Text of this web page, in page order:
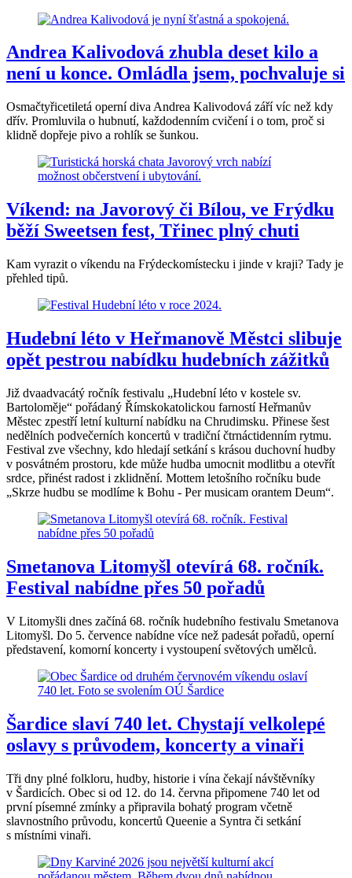
Andrea Kalivodová zhubla deset kilo a
není u konce. Omládla jsem, pochvaluje si
Osmačtyřicetiletá operní diva Andrea Kalivodová září víc než kdy
dřív. Promluvila o hubnutí, každodenním cvičení i o tom, proč si
klidně dopřeje pivo a rohlík se šunkou.
Víkend: na Javorový či Bílou, ve Frýdku
běží Sweetsen fest, Třinec plný chuti
Kam vyrazit o víkendu na Frýdeckomístecku i jinde v kraji? Tady je
přehled tipů.
Hudební léto v Heřmanově Městci slibuje
opět pestrou nabídku hudebních zážitků
Již dvaadvacátý ročník festivalu „Hudební léto v kostele sv.
Bartoloměje“ pořádaný Římskokatolickou farností Heřmanův
Městec zpestří letní kulturní nabídku na Chrudimsku. Přinese šest
nedělních podvečerních koncertů v tradiční čtrnáctidenním rytmu.
Festival zve všechny, kdo hledají setkání s krásou duchovní hudby
v posvátném prostoru, kde může hudba umocnit modlitbu a otevřít
srdce, přinést radost i zklidnění. Mottem letošního ročníku bude
„Skrze hudbu se modlíme k Bohu - Per musicam orantem Deum“.
Smetanova Litomyšl otevírá 68. ročník.
Festival nabídne přes 50 pořadů
V Litomyšli dnes začíná 68. ročník hudebního festivalu Smetanova
Litomyšl. Do 5. července nabídne více než padesát pořadů, operní
představení, komorní koncerty i vystoupení světových umělců.
Šardice slaví 740 let. Chystají velkolepé
oslavy s průvodem, koncerty a vinaři
Tři dny plné folkloru, hudby, historie i vína čekají návštěvníky
v Šardicích. Obec si od 12. do 14. června připomene 740 let od
první písemné zmínky a připravila bohatý program včetně
slavnostního průvodu, koncertů Queenie a Syntra či setkání
s místními vinaři.